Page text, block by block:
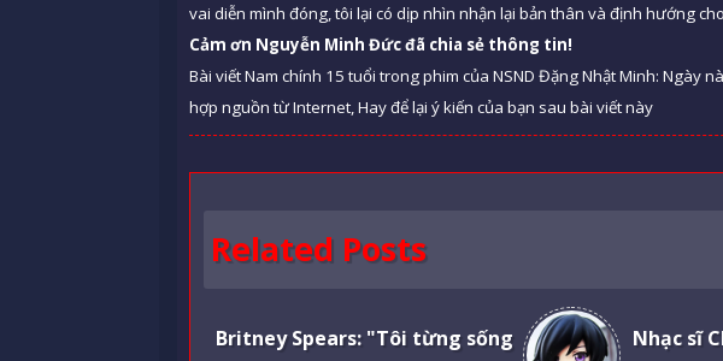
vai diễn mình đóng, tôi lại có dịp nhìn nhận lại bản thân và định hướng
Cảm ơn Nguyễn Minh Đức đã chia sẻ thông tin!
Bài viết Nam chính 15 tuổi trong phim của NSND Đặng Nhật Minh: Ngày
hợp nguồn từ Internet, Hay để lại ý kiến của bạn sau bài viết này
Related Posts
Britney Spears: "Tôi từng sống
Nhạc sĩ